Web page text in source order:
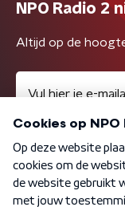
NPO Radio 2
Altijd op de
Algemene